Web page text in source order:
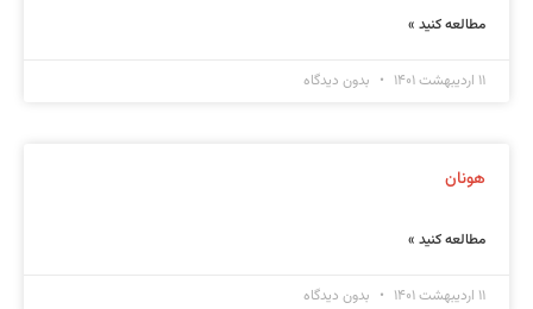
مطالعه کنید »
۱۱ اردیبهشت ۱۴۰۱ بدون دیدگاه
هونان
مطالعه کنید »
۱۱ اردیبهشت ۱۴۰۱ بدون دیدگاه